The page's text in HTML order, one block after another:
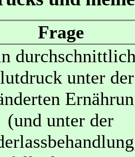
Frage
unter der
(und unter der